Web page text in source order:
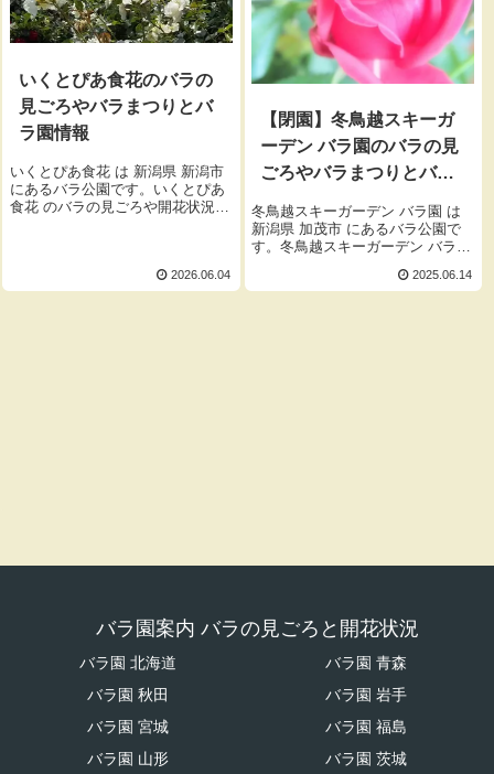
いくとぴあ食花のバラの
見ごろやバラまつりとバ
ラ園情報
いくとぴあ食花 は 新潟県 新潟市
にあるバラ公園です。いくとぴあ
食花 のバラの見ごろや開花状況、
2026.06.04
【閉園】冬鳥越スキーガ
ーデン バラ園のバラの見
ごろやバラまつりとバラ
冬鳥越スキーガーデン バラ園 は
新潟県 加茂市 にあるバラ公園で
す。冬鳥越スキーガーデン バラ園
まつりとバラ園の開園時間、入園
2025.06.14
バラ園案内 バラの見ごろと開花状況
バラ園 北海道
バラ園 青森
バラ園 秋田
バラ園 岩手
バラ園 宮城
バラ園 福島
バラ園 山形
バラ園 茨城